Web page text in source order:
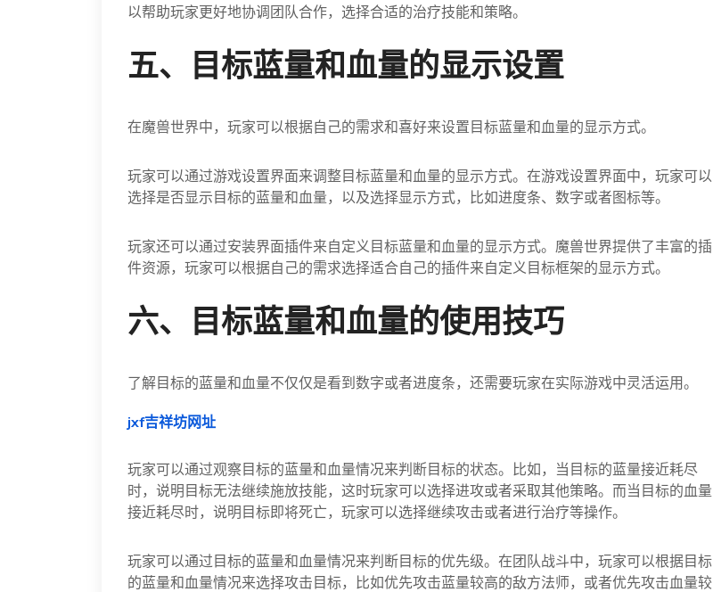
以帮助玩家更好地协调团队合作，选择合适的治疗技能和策略。
五、目标蓝量和血量的显示设置
在魔兽世界中，玩家可以根据自己的需求和喜好来设置目标蓝量和血量的显示方式。
玩家可以通过游戏设置界面来调整目标蓝量和血量的显示方式。在游戏设置界面中，玩家可以
选择是否显示目标的蓝量和血量，以及选择显示方式，比如进度条、数字或者图标等。
玩家还可以通过安装界面插件来自定义目标蓝量和血量的显示方式。魔兽世界提供了丰富的插
件资源，玩家可以根据自己的需求选择适合自己的插件来自定义目标框架的显示方式。
六、目标蓝量和血量的使用技巧
了解目标的蓝量和血量不仅仅是看到数字或者进度条，还需要玩家在实际游戏中灵活运用。
jxf吉祥坊网址
玩家可以通过观察目标的蓝量和血量情况来判断目标的状态。比如，当目标的蓝量接近耗尽
时，说明目标无法继续施放技能，这时玩家可以选择进攻或者采取其他策略。而当目标的血量
接近耗尽时，说明目标即将死亡，玩家可以选择继续攻击或者进行治疗等操作。
玩家可以通过目标的蓝量和血量情况来判断目标的优先级。在团队战斗中，玩家可以根据目标
的蓝量和血量情况来选择攻击目标，比如优先攻击蓝量较高的敌方法师，或者优先攻击血量较